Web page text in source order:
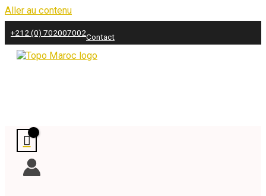
Aller au contenu
+212 (0) 702007002Contact